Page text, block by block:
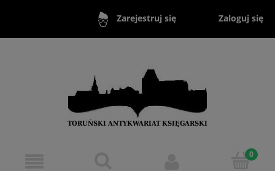
Zarejestruj się Zaloguj się